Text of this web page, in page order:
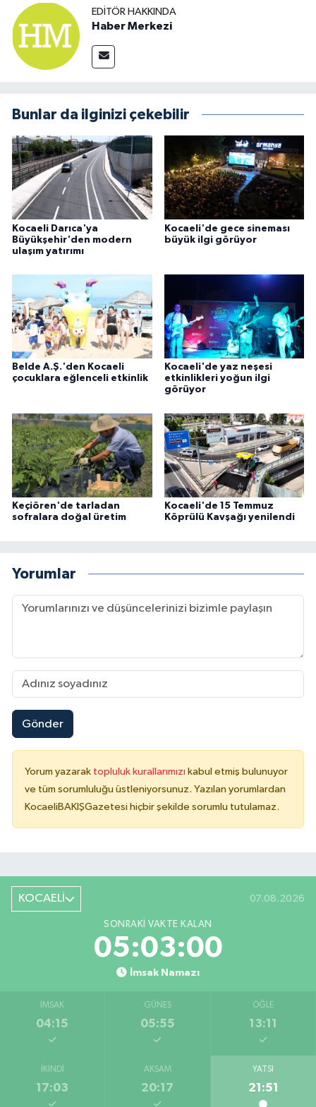
EDITÖR HAKKINDA
Haber Merkezi
Bunlar da ilginizi çekebilir
Kocaeli Darıca'ya
Büyükşehir'den modern
ulaşım yatırımı
Kocaeli'de gece sineması
büyük ilgi görüyor
Belde A.Ş.'den Kocaeli
çocuklara eğlenceli etkinlik
Kocaeli'de yaz neşesi
etkinlikleri yoğun ilgi
görüyor
Keçiören'de tarladan
sofralara doğal üretim
Kocaeli'de 15 Temmuz
Köprülü Kavşağı yenilendi
Yorumlar
Gönder
Yorum yazarak topluluk kurallarımızı kabul etmiş bulunuyor
ve tüm sorumluluğu üstleniyorsunuz. Yazılan yorumlardan
KocaeliBAKIŞGazetesi hiçbir şekilde sorumlu tutulamaz.
KOCAELİ 07.08.2026
SONRAKI VAKTE KALAN
05:02:59
İmsak Namazı
İMSAK
04:15
GÜNEŞ
05:55
ÖĞLE
13:11
İKINDI
17:03
AKŞAM
20:17
YATSI
21:51